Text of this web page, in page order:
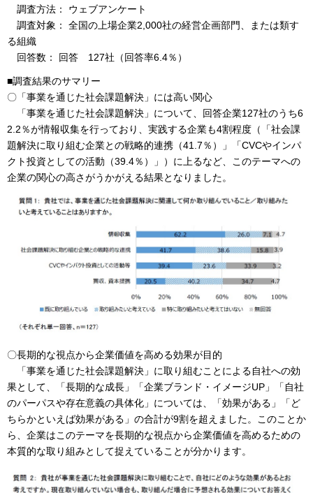
調査方法： ウェブアンケート
調査対象： 全国の上場企業2,000社の経営企画部門、または類す
る組織
回答数： 回答 127社（回答率6.4％）
■調査結果のサマリー
〇「事業を通じた社会課題解決」には高い関心
「事業を通じた社会課題解決」について、回答企業127社のうち6
2.2％が情報収集を行っており、実践する企業も4割程度（「社会課
題解決に取り組む企業との戦略的連携（41.7％）」「CVCやインパ
クト投資としての活動（39.4％）」）に上るなど、このテーマへの
企業の関心の高さがうかがえる結果となりました。
〇長期的な視点から企業価値を高める効果が目的
「事業を通じた社会課題解決」に取り組むことによる自社への効
果として、「長期的な成長」「企業ブランド・イメージUP」「自社
のパーパスや存在意義の具体化」については、「効果がある」「ど
ちらかといえば効果がある」の合計が9割を超えました。このことか
ら、企業はこのテーマを長期的な視点から企業価値を高めるための
本質的な取り組みとして捉えていることが分かります。